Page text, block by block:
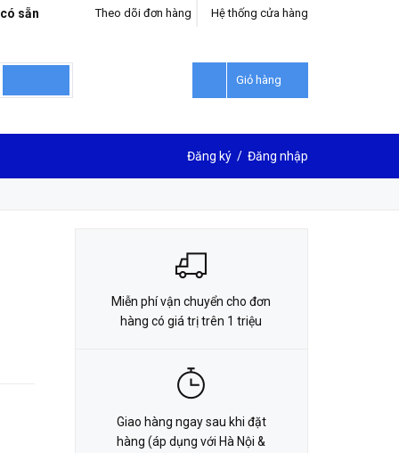
sẵn
Hệ thống cửa hàng
Theo dõi đơn hàng
Giỏ hàng
Đăng ký / Đăng nhập
LIÊN HỆ ĐẶT HÀNG
Miễn phí vận chuyển cho đơn
hàng có giá trị trên 1 triệu
Giao hàng ngay sau khi đặt
hàng (áp dụng với Hà Nội &